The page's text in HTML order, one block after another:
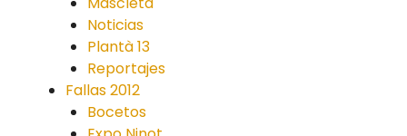
Noticias
Plantà 13
Reportajes
Fallas 2012
Bocetos